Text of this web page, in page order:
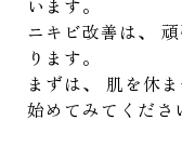
います。
ニキビ改善は、
ります。
まずは、 肌を休
始めてみてくださ